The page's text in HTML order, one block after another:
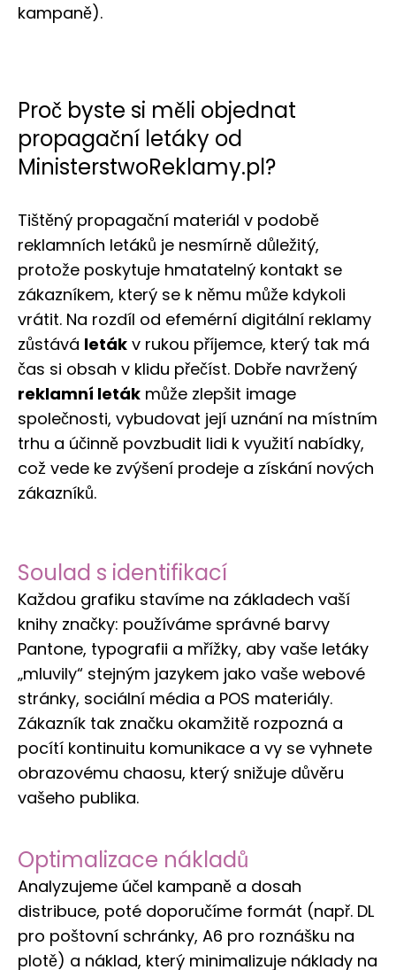
kampaně).
Proč byste si měli objednat
propagační letáky od
MinisterstwoReklamy.pl?
Tištěný propagační materiál v podobě
reklamních letáků je nesmírně důležitý,
protože poskytuje hmatatelný kontakt se
zákazníkem, který se k němu může kdykoli
vrátit. Na rozdíl od efemérní digitální reklamy
zůstává leták v rukou příjemce, který tak má
čas si obsah v klidu přečíst. Dobře navržený
reklamní leták může zlepšit image
společnosti, vybudovat její uznání na místním
trhu a účinně povzbudit lidi k využití nabídky,
což vede ke zvýšení prodeje a získání nových
zákazníků.
Soulad s identifikací
Každou grafiku stavíme na základech vaší
knihy značky: používáme správné barvy
Pantone, typografii a mřížky, aby vaše letáky
„mluvily“ stejným jazykem jako vaše webové
stránky, sociální média a POS materiály.
Zákazník tak značku okamžitě rozpozná a
pocítí kontinuitu komunikace a vy se vyhnete
obrazovému chaosu, který snižuje důvěru
vašeho publika.
Optimalizace nákladů
Analyzujeme účel kampaně a dosah
distribuce, poté doporučíme formát (např. DL
pro poštovní schránky, A6 pro roznášku na
plotě) a náklad, který minimalizuje náklady na